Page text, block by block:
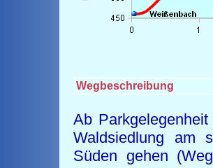
Wegbeschreibung
Ab
Waldsiedlung am
Süden gehen